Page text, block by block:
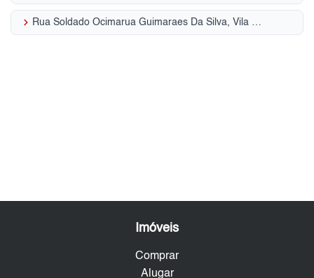
keyboard_arrow_right Rua Soldado Ocimarua Guimaraes Da Silva, Vila Invernada
Imóveis
Comprar
Alugar